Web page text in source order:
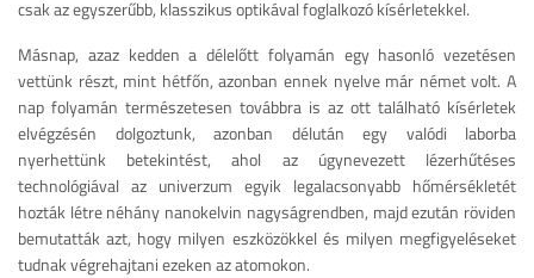
csak az egyszerűbb, klasszikus optikával foglalkozó kísérletekkel.
Másnap, azaz kedden a délelőtt folyamán egy hasonló vezetésen
vettünk részt, mint hétfőn, azonban ennek nyelve már német volt. A
nap folyamán természetesen továbbra is az ott található kísérletek
elvégzésén dolgoztunk, azonban délután egy valódi laborba
nyerhettünk betekintést, ahol az úgynevezett lézerhűtéses
technológiával az univerzum egyik legalacsonyabb hőmérsékletét
hozták létre néhány nanokelvin nagyságrendben, majd ezután röviden
bemutatták azt, hogy milyen eszközökkel és milyen megfigyeléseket
tudnak végrehajtani ezeken az atomokon.